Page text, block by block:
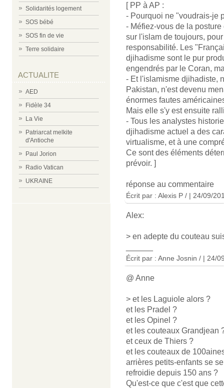
Solidarités logement
SOS bébé
SOS fin de vie
Terre solidaire
ACTUALITE
AED
Fidèle 34
La Vie
Patriarcat melkite
d'Antioche
Paul Jorion
Radio Vatican
UKRAINE
[ PP à AP :
- Pourquoi ne "voudrais-je
- Méfiez-vous de la
sur l'islam de toujours,
responsabilité. Les
djihadisme sont le pur
engendrés par le Coran,
- Et l'islamisme djihadiste,
Pakistan, n'est devenu
énormes fautes
Mais elle s'y est ensuite
- Tous les analystes
djihadisme actuel a des
virtualisme, et à une
Ce sont des éléments
prévoir. ]
réponse au commentaire
Écrit par : Alexis P / | 24/09/
Alex:
> en adepte du couteau
Écrit par : Anne Josnin / | 24/
@ Anne
> et les Laguiole alors ?
et les Pradel ?
et les Opinel ?
et les couteaux Grandjean
et ceux de Thiers ?
et les couteaux de
arrières petits-enfants se
refroidie depuis 150 ans ?
Qu'est-ce que c'est que